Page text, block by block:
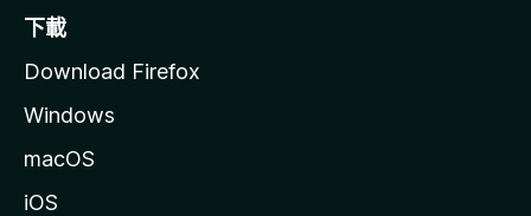
下載
Download Firefox
Windows
macOS
iOS